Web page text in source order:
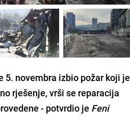
5. novembra izbio požar koji je
rješenje, vrši se reparacija
- potvrdio je Feni